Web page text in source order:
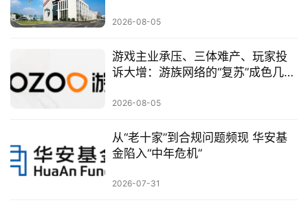
2026-08-05
游戏主业承压、三体难产、玩家投
诉大增：游族网络的“复苏”成色几
2026-08-05
从“老十家”到合规问题频现 华安基
金陷入“中年危机”
2026-07-31